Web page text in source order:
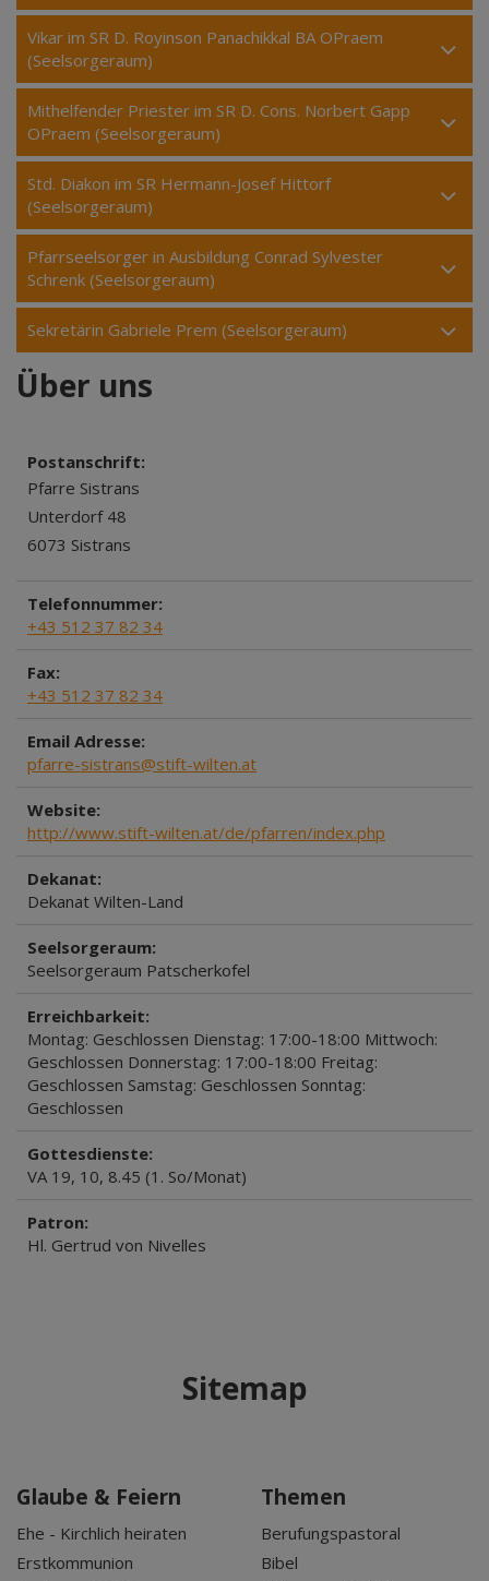
Vikar im SR D. Royinson Panachikkal BA OPraem
(Seelsorgeraum)
Mithelfender Priester im SR D. Cons. Norbert Gapp
OPraem (Seelsorgeraum)
Std. Diakon im SR Hermann-Josef Hittorf
(Seelsorgeraum)
Pfarrseelsorger in Ausbildung Conrad Sylvester
Schrenk (Seelsorgeraum)
Sekretärin Gabriele Prem (Seelsorgeraum)
Über uns
Postanschrift:
Pfarre Sistrans
Unterdorf 48
6073 Sistrans
Telefonnummer:
+43 512 37 82 34
Fax:
+43 512 37 82 34
Email Adresse:
pfarre-sistrans@stift-wilten.at
Website:
http://www.stift-wilten.at/de/pfarren/index.php
Dekanat:
Dekanat Wilten-Land
Seelsorgeraum:
Seelsorgeraum Patscherkofel
Erreichbarkeit:
Montag: Geschlossen Dienstag: 17:00-18:00 Mittwoch:
Geschlossen Donnerstag: 17:00-18:00 Freitag:
Geschlossen Samstag: Geschlossen Sonntag:
Geschlossen
Gottesdienste:
VA 19, 10, 8.45 (1. So/Monat)
Patron:
Hl. Gertrud von Nivelles
Sitemap
Glaube & Feiern
Ehe - Kirchlich heiraten
Erstkommunion
Themen
Berufungspastoral
Bibel